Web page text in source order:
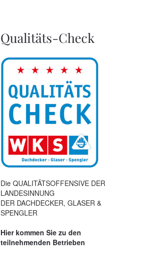
Qualitäts-Check
Die QUALITÄTSOFFENSIVE DER
LANDESINNUNG
DER DACHDECKER, GLASER &
SPENGLER
Hier kommen Sie zu den
teilnehmenden Betrieben